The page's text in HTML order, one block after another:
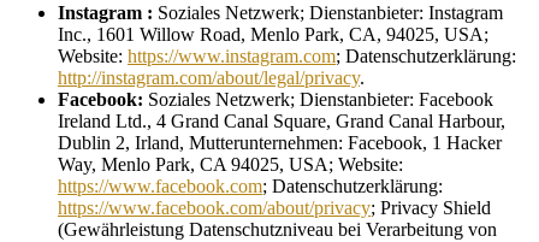
Instagram : Soziales Netzwerk; Dienstanbieter: Instagram
Inc., 1601 Willow Road, Menlo Park, CA, 94025, USA;
Website: https://www.instagram.com; Datenschutzerklärung:
http://instagram.com/about/legal/privacy.
Facebook: Soziales Netzwerk; Dienstanbieter: Facebook
Ireland Ltd., 4 Grand Canal Square, Grand Canal Harbour,
Dublin 2, Irland, Mutterunternehmen: Facebook, 1 Hacker
Way, Menlo Park, CA 94025, USA; Website:
https://www.facebook.com; Datenschutzerklärung:
https://www.facebook.com/about/privacy; Privacy Shield
(Gewährleistung Datenschutzniveau bei Verarbeitung von